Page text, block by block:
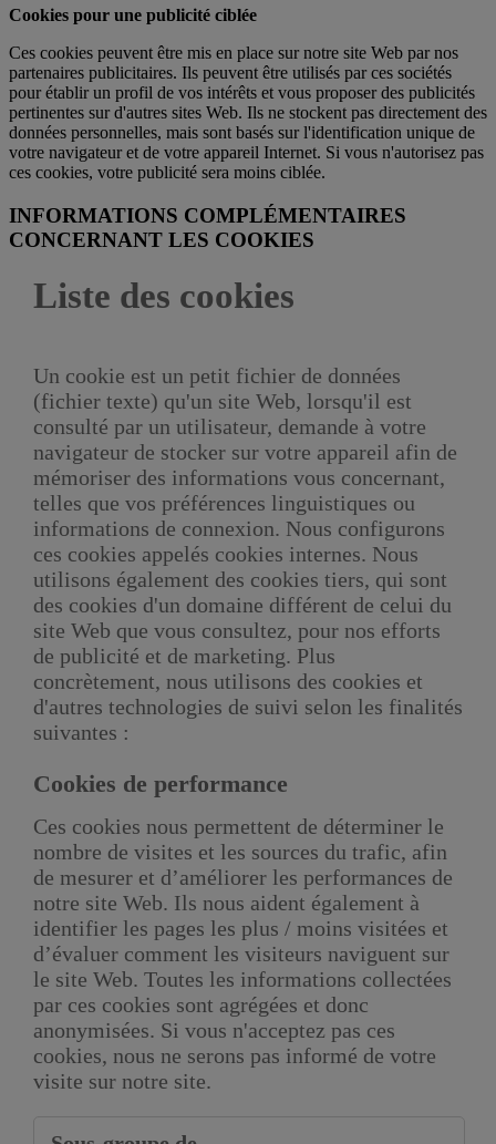
Cookies pour une publicité ciblée
Ces cookies peuvent être mis en place sur notre site Web par nos
partenaires publicitaires. Ils peuvent être utilisés par ces sociétés
pour établir un profil de vos intérêts et vous proposer des publicités
pertinentes sur d'autres sites Web. Ils ne stockent pas directement des
données personnelles, mais sont basés sur l'identification unique de
votre navigateur et de votre appareil Internet. Si vous n'autorisez pas
ces cookies, votre publicité sera moins ciblée.
INFORMATIONS COMPLÉMENTAIRES
CONCERNANT LES COOKIES
Liste des cookies
Un cookie est un petit fichier de données
(fichier texte) qu'un site Web, lorsqu'il est
consulté par un utilisateur, demande à votre
navigateur de stocker sur votre appareil afin de
mémoriser des informations vous concernant,
telles que vos préférences linguistiques ou
informations de connexion. Nous configurons
ces cookies appelés cookies internes. Nous
utilisons également des cookies tiers, qui sont
des cookies d'un domaine différent de celui du
site Web que vous consultez, pour nos efforts
de publicité et de marketing. Plus
concrètement, nous utilisons des cookies et
d'autres technologies de suivi selon les finalités
suivantes :
Cookies de performance
Ces cookies nous permettent de déterminer le
nombre de visites et les sources du trafic, afin
de mesurer et d’améliorer les performances de
notre site Web. Ils nous aident également à
identifier les pages les plus / moins visitées et
d’évaluer comment les visiteurs naviguent sur
le site Web. Toutes les informations collectées
par ces cookies sont agrégées et donc
anonymisées. Si vous n'acceptez pas ces
cookies, nous ne serons pas informé de votre
visite sur notre site.
Cookies